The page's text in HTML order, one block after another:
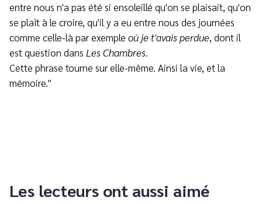
entre nous n'a pas été si ensoleillé qu'on se plaisait, qu'on
se plaît à le croire, qu'il y a eu entre nous des journées
comme celle-là par exemple où je t'avais perdue, dont il
est question dans Les Chambres.
Cette phrase tourne sur elle-même. Ainsi la vie, et la
mémoire."
Les lecteurs ont aussi aimé